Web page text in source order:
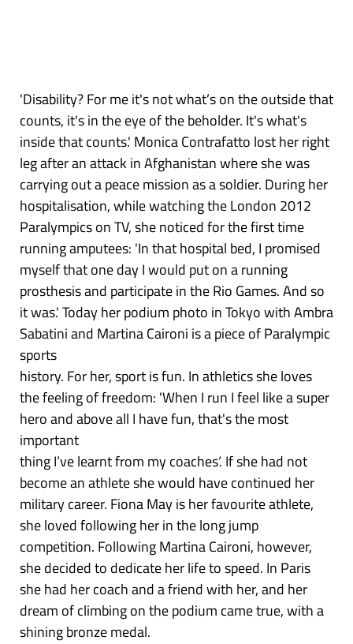
'Disability? For me it's not what’s on the outside that
counts, it's in the eye of the beholder. It's what's
inside that counts.' Monica Contrafatto lost her right
leg after an attack in Afghanistan where she was
carrying out a peace mission as a soldier. During her
hospitalisation, while watching the London 2012
Paralympics on TV, she noticed for the first time
running amputees: 'In that hospital bed, I promised
myself that one day I would put on a running
prosthesis and participate in the Rio Games. And so
it was.' Today her podium photo in Tokyo with Ambra
Sabatini and Martina Caironi is a piece of Paralympic
sports
history. For her, sport is fun. In athletics she loves
the feeling of freedom: 'When I run I feel like a super
hero and above all I have fun, that's the most
important
thing I’ve learnt from my coaches‘. If she had not
become an athlete she would have continued her
military career. Fiona May is her favourite athlete,
she loved following her in the long jump
competition. Following Martina Caironi, however,
she decided to dedicate her life to speed. In Paris
she had her coach and a friend with her, and her
dream of climbing on the podium came true, with a
shining bronze medal.